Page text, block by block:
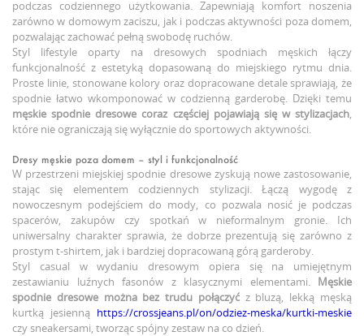
podczas codziennego użytkowania. Zapewniają komfort noszenia
zarówno w domowym zaciszu, jak i podczas aktywności poza domem,
pozwalając zachować pełną swobodę ruchów.
Styl lifestyle oparty na dresowych spodniach męskich łączy
funkcjonalność z estetyką dopasowaną do miejskiego rytmu dnia.
Proste linie, stonowane kolory oraz dopracowane detale sprawiają, że
spodnie łatwo wkomponować w codzienną garderobę. Dzięki temu
męskie spodnie dresowe coraz częściej pojawiają się w stylizacjach,
które nie ograniczają się wyłącznie do sportowych aktywności.
Dresy męskie poza domem – styl i funkcjonalność
W przestrzeni miejskiej spodnie dresowe zyskują nowe zastosowanie,
stając się elementem codziennych stylizacji. Łączą wygodę z
nowoczesnym podejściem do mody, co pozwala nosić je podczas
spacerów, zakupów czy spotkań w nieformalnym gronie. Ich
uniwersalny charakter sprawia, że dobrze prezentują się zarówno z
prostym t-shirtem, jak i bardziej dopracowaną górą garderoby.
Styl casual w wydaniu dresowym opiera się na umiejętnym
zestawianiu luźnych fasonów z klasycznymi elementami. Męskie
spodnie dresowe można bez trudu połączyćz bluzą, lekką męską
kurtką jesienną https://crossjeans.pl/on/odziez-meska/kurtki-meskie
czy sneakersami, tworząc spójny zestaw na co dzień.